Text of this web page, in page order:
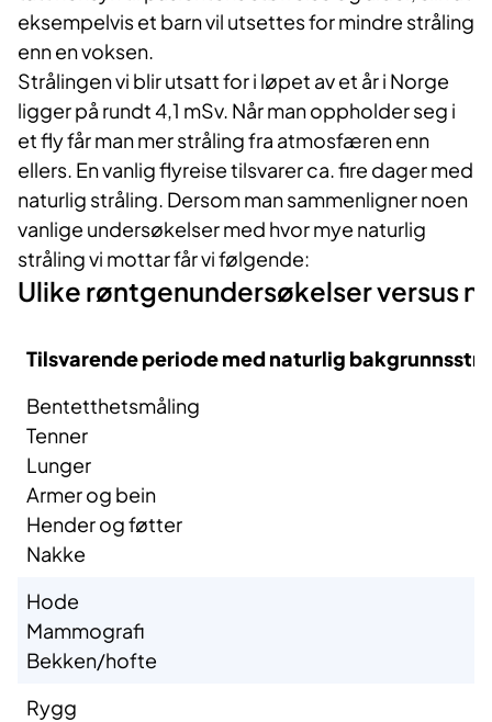
eksempelvis et barn vil utsettes for mindre stråling
enn en voksen.
Strålingen vi blir utsatt for i løpet av et år i Norge
ligger på rundt 4,1 mSv. Når man oppholder seg i
et fly får man mer stråling fra atmosfæren enn
ellers. En vanlig flyreise tilsvarer ca. fire dager med
naturlig stråling. Dersom man sammenligner noen
vanlige undersøkelser med hvor mye naturlig
stråling vi mottar får vi følgende:
Ulike røntgenundersøkelser versus
​Røntgenundersøkelser​​​
​Tilsv​arende periode med naturlig
​Bentetthetsmåling
Tenner
Lunger
Armer og bein
Hender og føtter
Nakke
​Hode
Mammografi
Bekken/hofte
​Rygg